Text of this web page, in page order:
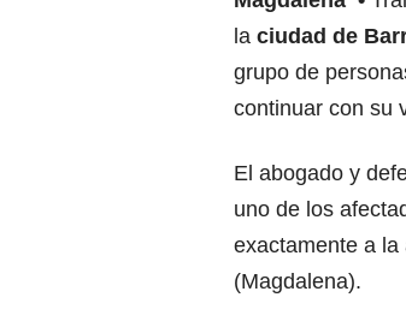
la ciudad de
grupo de
continuar con su
El abogado y
uno de los
exactamente a
(Magdalena).